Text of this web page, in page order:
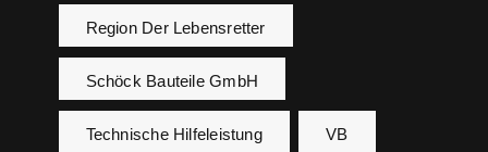
Region Der Lebensretter
Schöck Bauteile GmbH
Technische Hilfeleistung VB